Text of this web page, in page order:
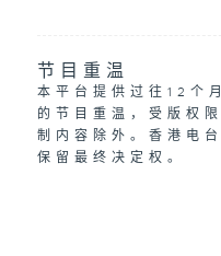
节目重温
本平台提供过往12个月
的节目重温，受版权限
制内容除外。香港电台
保留最终决定权。